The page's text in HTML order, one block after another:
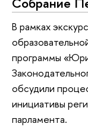
В рамках
программы
обсудили
инициативы
парламента.